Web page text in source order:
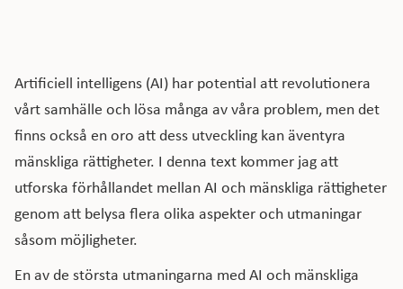
Artificiell intelligens (AI) har potential att revolutionera
vårt samhälle och lösa många av våra problem, men det
finns också en oro att dess utveckling kan äventyra
mänskliga rättigheter. I denna text kommer jag att
utforska förhållandet mellan AI och mänskliga rättigheter
genom att belysa flera olika aspekter och utmaningar
såsom möjligheter.
En av de största utmaningarna med AI och mänskliga